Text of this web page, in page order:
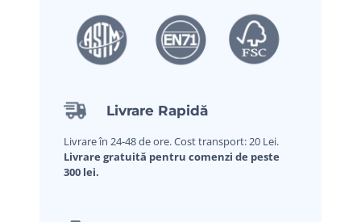
Livrare Rapidă
Livrare în 24-48 de ore. Cost transport: 20 Lei.
Livrare gratuită pentru comenzi de peste
300 lei.